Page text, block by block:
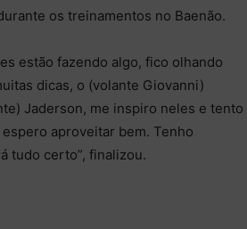
os treinamentos no Baenão.
estão fazendo algo, fico olhando
dicas, o (volante Giovanni)
Jaderson, me inspiro neles e tento
aproveitar bem. Tenho
tudo certo”, finalizou.